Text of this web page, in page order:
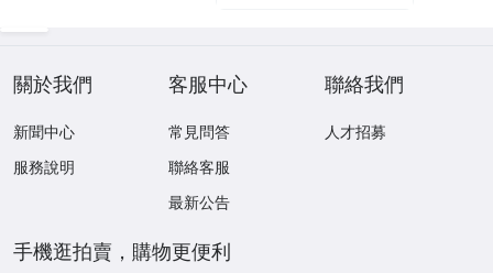
關於我們
新聞中心
服務說明
客服中心
常見問答
聯絡客服
最新公告
聯絡我們
人才招募
手機逛拍賣，購物更便利